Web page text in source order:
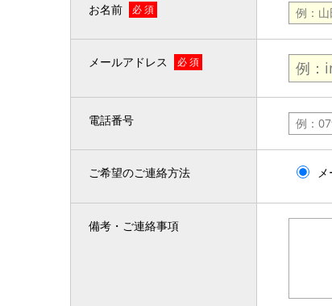
お名前 必 須
メールアドレス 必 須
電話番号
ご希望のご連絡方法
備考・ご連絡事項